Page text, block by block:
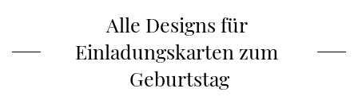
Alle Designs für
Einladungskarten zum
Geburtstag